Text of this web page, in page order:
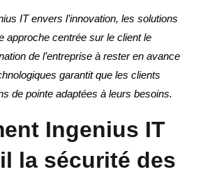
IT envers l’innovation, les solutions
approche centrée sur le client le
de l’entreprise à rester en avance
garantit que les clients
de pointe adaptées à leurs besoins.
Ingenius IT
la sécurité des